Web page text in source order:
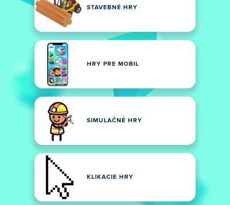
STAVEBNÉ HRY
HRY PRE MOBIL
SIMULAČNÉ HRY
KLIKACIE HRY